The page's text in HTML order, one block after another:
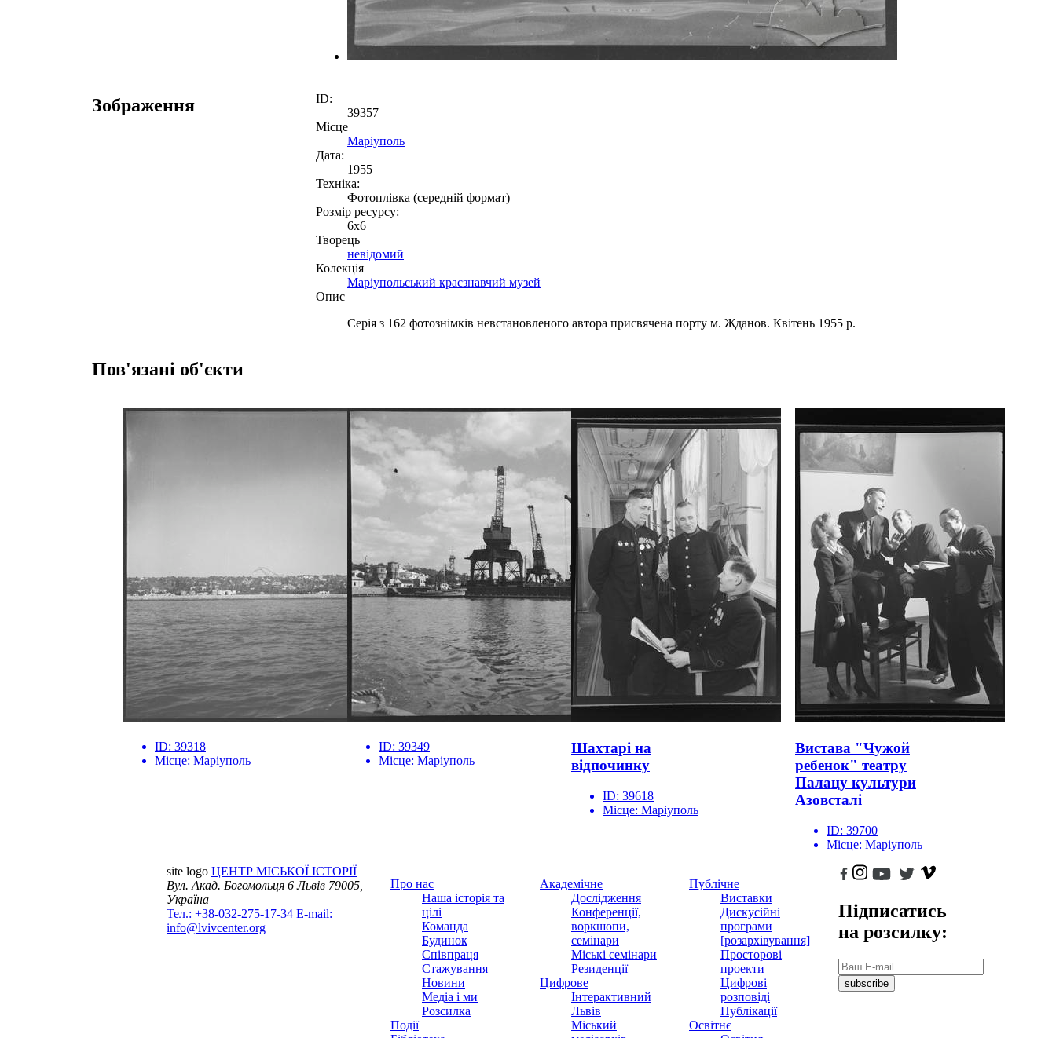
Зображення
ID:
39357
Місце
Маріуполь
Дата:
1955
Техніка:
Фотоплівка (середній формат)
Розмір ресурсу:
6х6
Творець
невідомий
Колекція
Маріупольський краєзнавчий музей
Опис
Серія з 162 фотознімків невстановленого автора присвячена порту м. Жданов. Квітень 1955 р.
Пов'язані об'єкти
ID: 39318
Місце: Маріуполь
ID: 39349
Місце: Маріуполь
Шахтарі на
відпочинку
ID: 39618
Місце: Маріуполь
Вистава "Чужой
ребенок" театру
Палацу культури
Азовсталі
ID: 39700
Місце: Маріуполь
site logo ЦЕНТР МІСЬКОЇ ІСТОРІЇ
Вул. Акад. Богомольця 6Львів 79005,
Україна
Тел.: +38-032-275-17-34 E-mail:
info@lvivcenter.org
Про нас
Наша історія та
цілі
Команда
Будинок
Співпраця
Стажування
Новини
Медіа і ми
Розсилка
Події
Академічне
Дослідження
Конференції,
воркшопи,
семінари
Міські семінари
Резиденції
Цифрове
Інтерактивний
Львів
Міський
Публічне
Виставки
Дискусійні
програми
[розархівування]
Просторові
проекти
Цифрові
розповіді
Публікації
Освітнє
Підписатись
на розсилку:
subscribe